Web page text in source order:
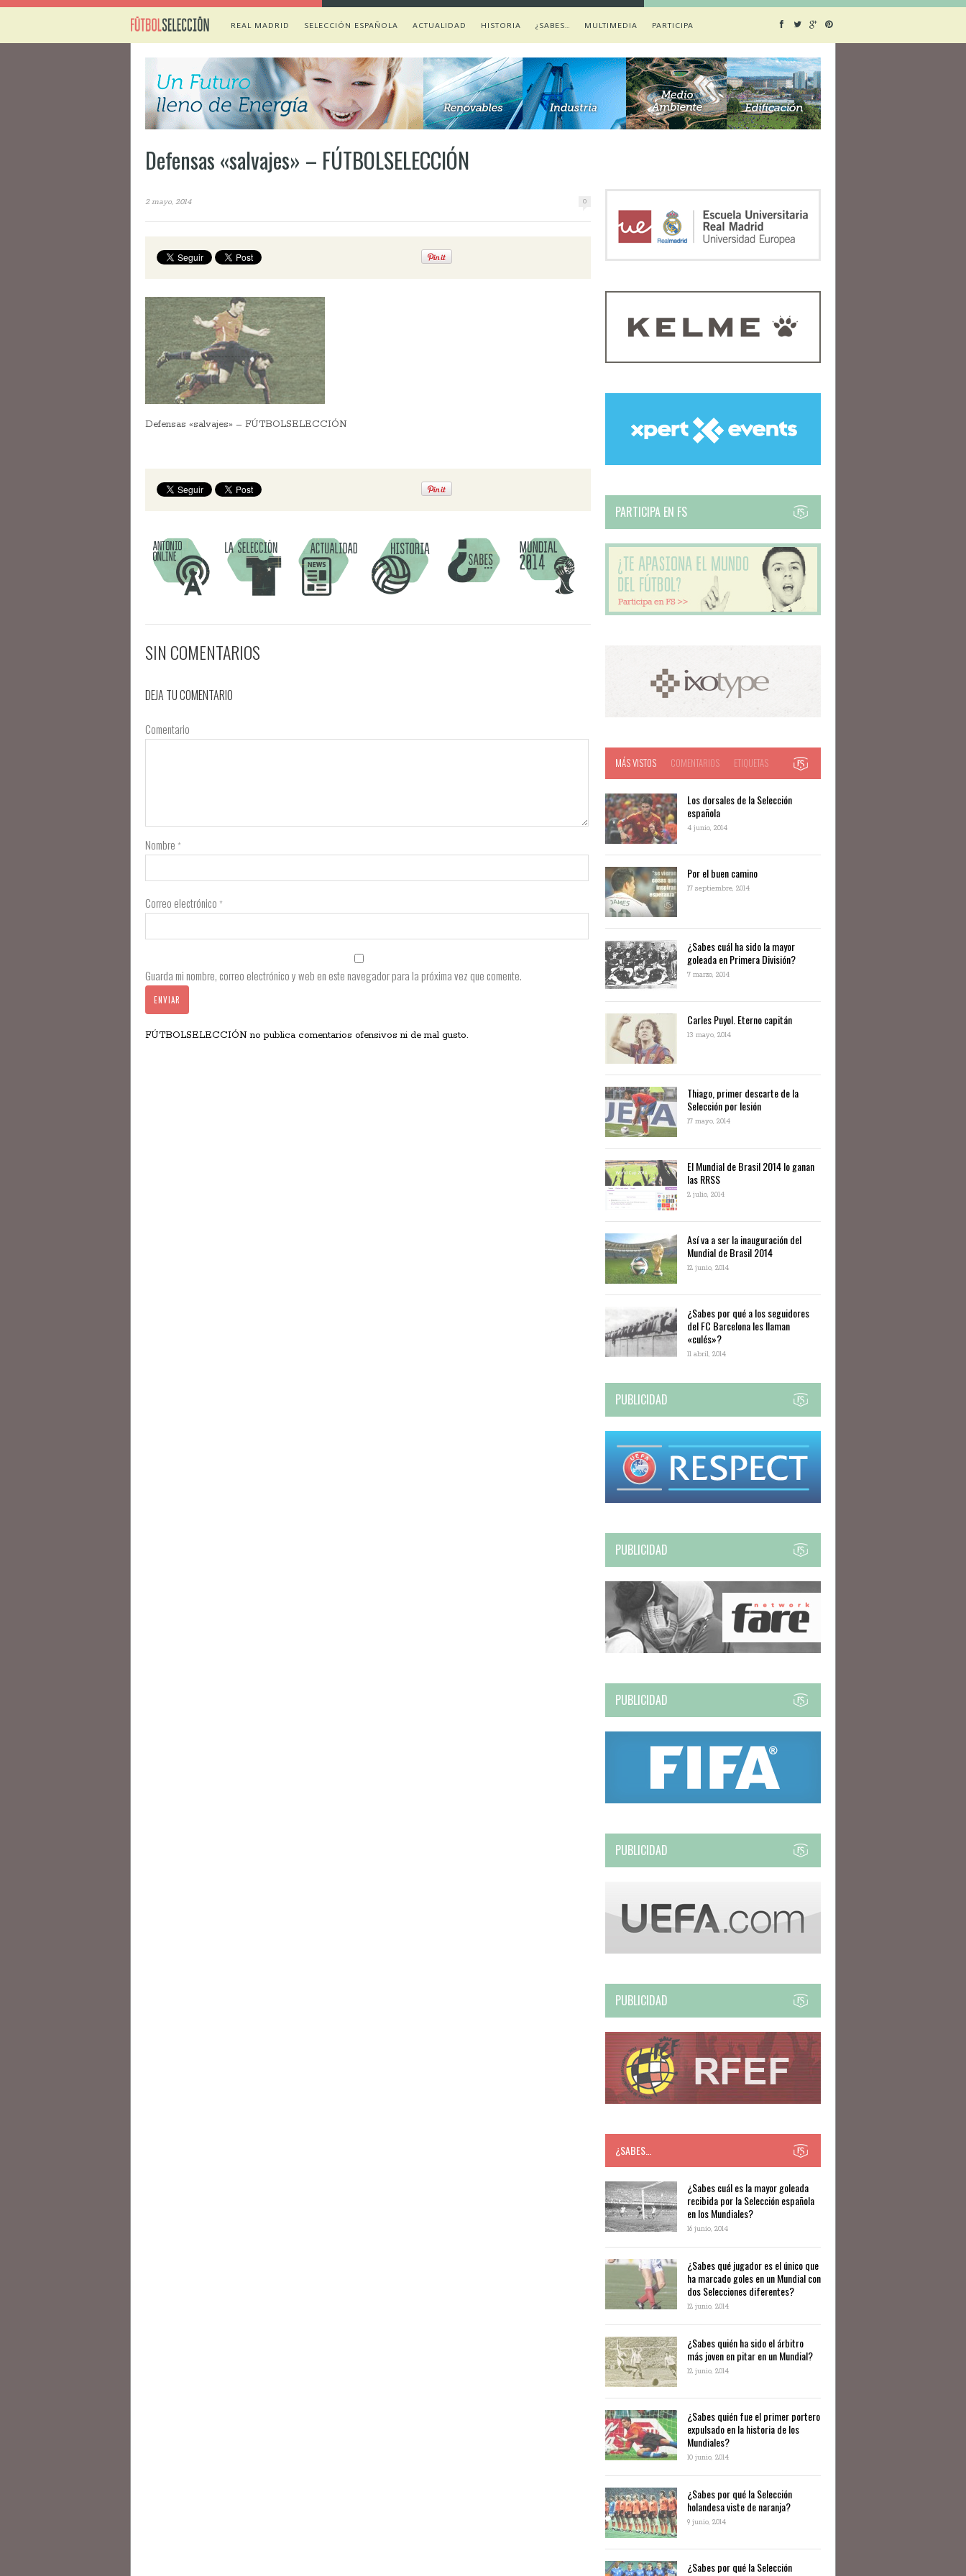
REAL MADRID SELECCIÓN ESPAÑOLA ACTUALIDAD HISTORIA ¿SABES… MULTIMEDIA PARTICIPA
Defensas «salvajes» – FÚTBOLSELECCIÓN
2 mayo, 2014 0
Defensas «salvajes» – FÚTBOLSELECCIÓN
SIN COMENTARIOS
DEJA TU COMENTARIO
Comentario
Nombre *
Correo electrónico *
Guarda mi nombre, correo electrónico y web en este navegador para la próxima vez que comente.
FÚTBOLSELECCIÓN no publica comentarios ofensivos ni de mal gusto.
PARTICIPA EN FS
MÁS VISTOS COMENTARIOS ETIQUETAS
Los dorsales de la Selección
española
4 junio, 2014
Por el buen camino
17 septiembre, 2014
¿Sabes cuál ha sido la mayor
goleada en Primera División?
7 marzo, 2014
Carles Puyol. Eterno capitán
13 mayo, 2014
Thiago, primer descarte de la
Selección por lesión
17 mayo, 2014
El Mundial de Brasil 2014 lo ganan
las RRSS
2 julio, 2014
Así va a ser la inauguración del
Mundial de Brasil 2014
12 junio, 2014
¿Sabes por qué a los seguidores
del FC Barcelona les llaman
«culés»?
11 abril, 2014
PUBLICIDAD
PUBLICIDAD
PUBLICIDAD
PUBLICIDAD
PUBLICIDAD
¿SABES…
​​¿Sabes cuál es la mayor goleada
recibida por la Selección española
en los Mundiales?
16 junio, 2014
¿Sabes qué jugador es el único que
ha marcado goles en un Mundial con
dos Selecciones diferentes?
12 junio, 2014
¿Sabes quién ha sido el árbitro
más joven en pitar en un Mundial?
12 junio, 2014
¿Sabes quién fue el primer portero
expulsado en la historia de los
Mundiales?
10 junio, 2014
​¿Sabes por qué la Selección
holandesa viste de naranja?
9 junio, 2014
¿Sabes por qué la Selección